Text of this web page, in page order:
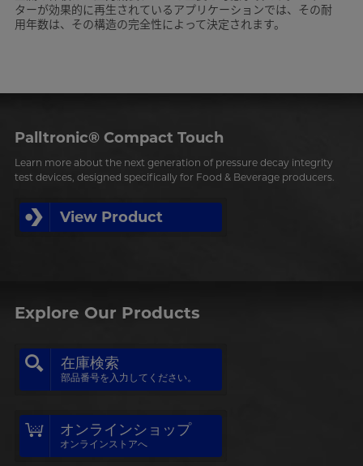
ターが効果的に再生されているアプリケーションでは、その耐
用年数は、その構造の完全性によって決定されます。
Palltronic® Compact Touch
Learn more about the next generation of pressure decay integrity
test devices, designed specifically for Food & Beverage producers.
View Product
Explore Our Products
在庫検索
部品番号を入力してください。
オンラインショップ
オンラインストアへ